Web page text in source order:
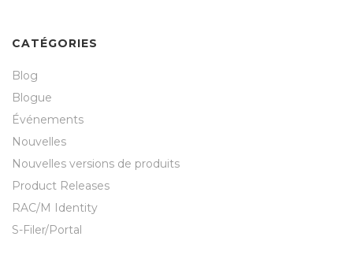
CATÉGORIES
Blog
Blogue
Événements
Nouvelles
Nouvelles versions de produits
Product Releases
RAC/M Identity
S-Filer/Portal